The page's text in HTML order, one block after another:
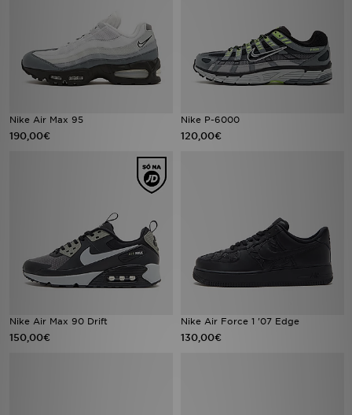
Nike Air Max 95
190,00€
Nike P-6000
120,00€
Nike Air Max 90 Drift
150,00€
Nike Air Force 1 '07 Edge
130,00€